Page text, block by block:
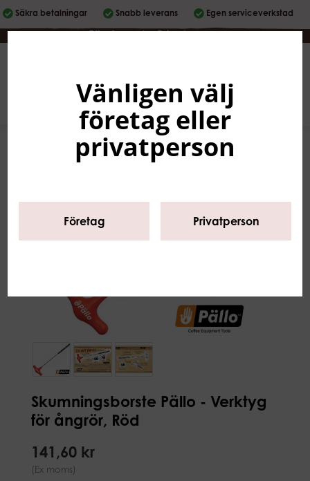
Säkra betalningar Snabb leverans Egen serviceverkstad
Företag | Privatperson
0
Skumningsborste Pällo - Verktyg
för ångrör, Röd
141,60 kr
(Ex moms)
Vänligen välj
företag eller
privatperson
Företag Privatperson